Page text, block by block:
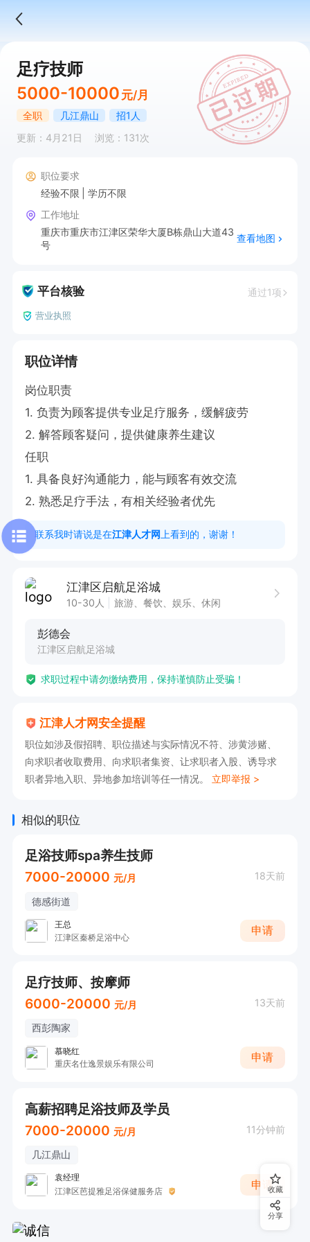
足疗技师
5000-10000 元/月
全职 几江鼎山
招1人
更新：4月21日
浏览：131次
职位要求
经验不限
学历不限
工作地址
重庆市重庆市江津区荣华大厦B栋鼎山大道43
号
查看地图
平台核验 通过1项
营业执照
职位详情
岗位职责
1. 负责为顾客提供专业足疗服务，缓解疲劳
2. 解答顾客疑问，提供健康养生建议
任职
1. 具备良好沟通能力，能与顾客有效交流
2. 熟悉足疗手法，有相关经验者优先
联系我时请说是在江津人才网 上看到的，谢谢！
江津区启航足浴城
10-30人 旅游、餐饮、娱乐、休闲
彭德会
江津区启航足浴城
求职过程中请勿缴纳费用，保持谨慎防止受骗！
江津人才网安全提醒
职位如涉及假招聘、职位描述与实际情况不符、涉黄涉赌、
向求职者收取费用、向求职者集资、让求职者入股、诱导求
职者异地入职、异地参加培训等任一情况。 立即举报 >
相似的职位
足浴技师spa养生技师
7000-20000 元/月 18天前
德感街道
王总
江津区秦桥足浴中心
申请
足疗技师、按摩师
6000-20000 元/月 13天前
西彭陶家
慕晓红
重庆名仕逸景娱乐有限公司
申请
高薪招聘足浴技师及学员
7000-20000 元/月 11分钟前
几江鼎山
袁经理
江津区芭提雅足浴保健服务店
申请收藏
分享